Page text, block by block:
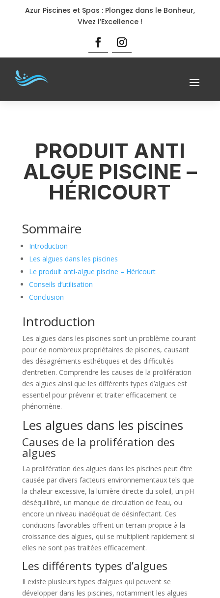
Azur Piscines et Spas : Plongez dans le Bonheur,
Vivez l’Excellence !
PRODUIT ANTI
ALGUE PISCINE –
HÉRICOURT
Sommaire
Introduction
Les algues dans les piscines
Le produit anti-algue piscine – Héricourt
Conseils d’utilisation
Conclusion
Introduction
Les algues dans les piscines sont un problème courant
pour de nombreux propriétaires de piscines, causant
des désagréments esthétiques et des difficultés
d’entretien. Comprendre les causes de la prolifération
des algues ainsi que les différents types d’algues est
essentiel pour prévenir et traiter efficacement ce
phénomène.
Les algues dans les piscines
Causes de la prolifération des
algues
La prolifération des algues dans les piscines peut être
causée par divers facteurs environnementaux tels que
la chaleur excessive, la lumière directe du soleil, un pH
déséquilibré, un manque de circulation de l’eau, ou
encore un niveau inadéquat de désinfectant. Ces
conditions favorables offrent un terrain propice à la
croissance des algues, qui se multiplient rapidement si
elles ne sont pas traitées efficacement.
Les différents types d’algues
Il existe plusieurs types d’algues qui peuvent se
développer dans les piscines, notamment les algues